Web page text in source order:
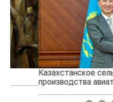
Казахстанское
производства авиатоплива